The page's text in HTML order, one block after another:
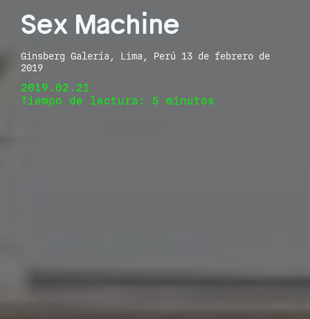
Sex Machine
Ginsberg Galería, Lima, Perú 13 de febrero de
2019
2019.02.21
Tiempo de lectura: 5 minutos